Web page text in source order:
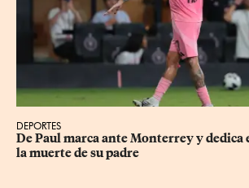
DEPORTES
De Paul marca ante Monterrey y dedica
la muerte de su padre